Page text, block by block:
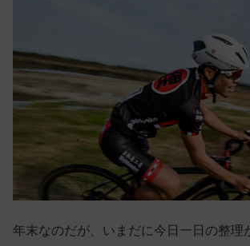
年末なのだが、いまだに今日一日の整理